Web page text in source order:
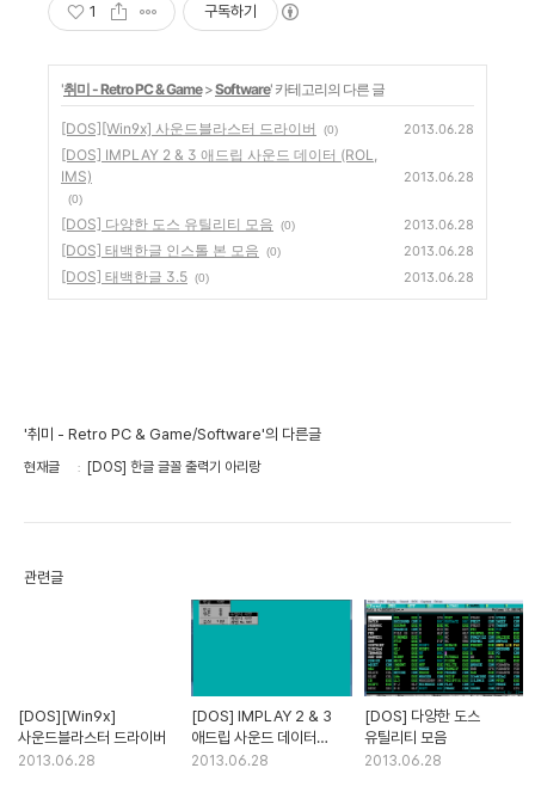
1 구독하기
'취미 - Retro PC & Game>Software' 카테고리의 다른 글
[DOS][Win9x] 사운드블라스터 드라이버 (0) 2013.06.28
[DOS] IMPLAY 2 & 3 애드립 사운드 데이터 (ROL,
IMS)
(0)
2013.06.28
[DOS] 다양한 도스 유틸리티 모음 (0) 2013.06.28
[DOS] 태백한글 인스톨 본 모음 (0) 2013.06.28
[DOS] 태백한글 3.5 (0) 2013.06.28
'취미 - Retro PC & Game/Software'의 다른글
현재글 [DOS] 한글 글꼴 출력기 아리랑
관련글
[DOS][Win9x]
사운드블라스터 드라이버
2013.06.28
[DOS] IMPLAY 2 & 3
애드립 사운드 데이터
(ROL, IMS)
2013.06.28
[DOS] 다양한 도스
유틸리티 모음
2013.06.28